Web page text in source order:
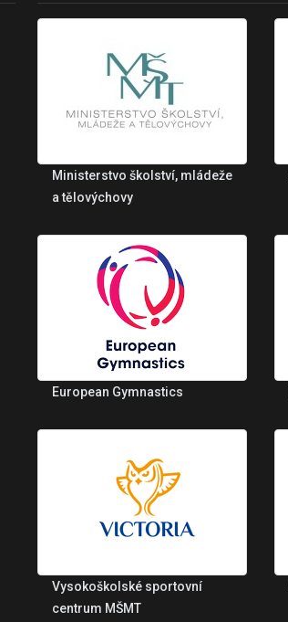
Ministerstvo školství, mládeže
a tělovýchovy
European Gymnastics
Vysokoškolské sportovní
centrum MŠMT